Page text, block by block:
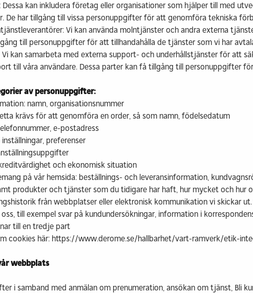
kan inkludera företag eller organisationer som hjälper till med
De har tillgång till vissa personuppgifter för att genomföra tekniska
Vi kan använda molntjänster och andra externa
till personuppgifter för att tillhandahålla de tjänster som vi har
Vi kan samarbeta med externa support- och underhållstjänster för att
till våra användare. Dessa parter kan få tillgång till personuppgifter
av personuppgifter:
namn, organisationsnummer
krävs för att genomföra en order, så som namn, födelsedatum
e-postadress
preferenser
och ekonomisk situation
på vår hemsida: beställnings- och leveransinformation,
produkter och tjänster som du tidigare har haft, hur mycket och
från webbplatser eller elektronisk kommunikation vi skickar
till exempel svar på kundundersökningar, information i
till en tredje part
cookies här: https://www.derome.se/hallbarhet/vart-ramverk/etik-
webbplats
i samband med anmälan om prenumeration, ansökan om tjänst, Bli